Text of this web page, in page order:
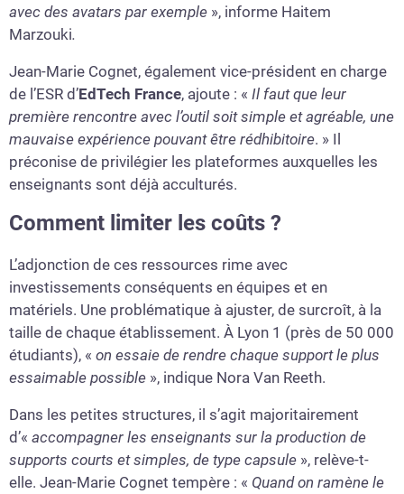
avec des avatars par exemple », informe Haitem
Marzouki.
Jean-Marie Cognet, également vice-président en charge
de l’ESR d’EdTech France, ajoute : « Il faut que leur
première rencontre avec l’outil soit simple et agréable, une
mauvaise expérience pouvant être rédhibitoire. » Il
préconise de privilégier les plateformes auxquelles les
enseignants sont déjà acculturés.
Comment limiter les coûts ?
L’adjonction de ces ressources rime avec
investissements conséquents en équipes et en
matériels. Une problématique à ajuster, de surcroît, à la
taille de chaque établissement. À Lyon 1 (près de 50 000
étudiants), « on essaie de rendre chaque support le plus
essaimable possible », indique Nora Van Reeth.
Dans les petites structures, il s’agit majoritairement
d’« accompagner les enseignants sur la production de
supports courts et simples, de type capsule », relève-t-
elle. Jean-Marie Cognet tempère : « Quand on ramène le